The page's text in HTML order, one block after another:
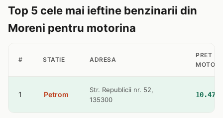
Top 5 cele mai ieftine benzinarii din
Moreni pentru motorina
# STATIE ADRESA
PRET
1 Petrom
Str. Republicii nr. 52,
135300
10.47